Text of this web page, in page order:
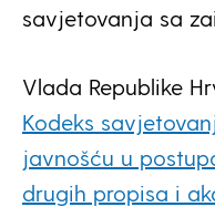
savjetovanja sa
Vlada Republike
Kodeks
javnošću u
drugih propisa i